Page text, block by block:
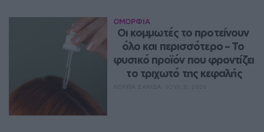
ΟΜΟΡΦΙΑ
Οι κομμωτές το προτείνουν
όλο και περισσότερο – Το
φυσικό προϊόν που φροντίζει
το τριχωτό της κεφαλής